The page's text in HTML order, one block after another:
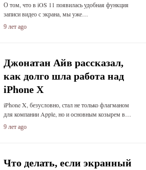
О том, что в iOS 11 появилась удобная функция
записи видео с экрана, мы уже…
9 лет ago
Джонатан Айв рассказал,
как долго шла работа над
iPhone X
iPhone X, безусловно, стал не только флагманом
для компании Apple, но и основным козырем в…
9 лет ago
Что делать, если экранный